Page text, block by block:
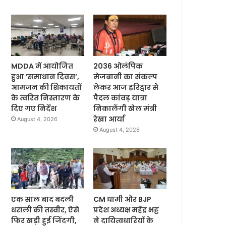
MDDA में आयोजित
हुआ ‘समाधान दिवस’,
आमजन की शिकायतों
के त्वरित निस्तारण के
दिए गए निर्देश
August 4, 2026
2036 ओलंपिक
मेजबानी का संकल्प
लेकर आज हरिद्वार से
पैदल कांवड़ यात्रा
निकालेंगी खेल मंत्री
रेखा आर्या
August 4, 2026
एक साल बाद बदली
धराली की तस्वीर, ऐसे
फिर खड़ी हुई जिंदगी,
CM धामी और BJP
प्रदेश अध्यक्ष महेंद्र भट्ट
ने दायित्वधारियों के